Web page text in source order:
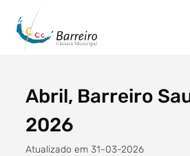
Procurar
Abril, Barreiro
2026
Atualizado em 31-03-2026